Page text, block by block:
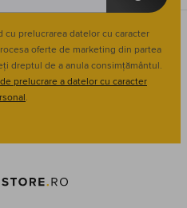
prelucrarea datelor cu caracter
oferte de marketing din partea
dreptul de a anula consimțământul.
prelucrare a datelor cu caracter
.